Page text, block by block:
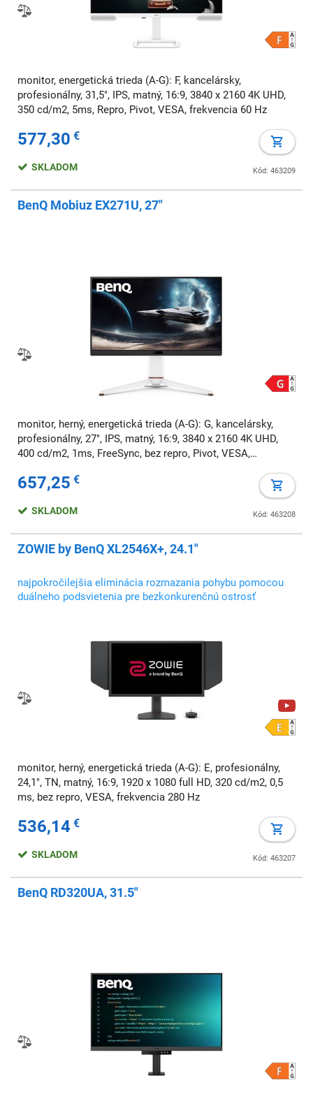
monitor, energetická trieda (A-G): F, kancelársky,
profesionálny, 31,5", IPS, matný, 16:9, 3840 x 2160 4K UHD,
350 cd/m2, 5ms, Repro, Pivot, VESA, frekvencia 60 Hz
577,30 €
Kód: 463209
SKLADOM
BenQ Mobiuz EX271U, 27"
monitor, herný, energetická trieda (A-G): G, kancelársky,
profesionálny, 27", IPS, matný, 16:9, 3840 x 2160 4K UHD,
400 cd/m2, 1ms, FreeSync, bez repro, Pivot, VESA,
657,25 €
Kód: 463208
SKLADOM
ZOWIE by BenQ XL2546X+, 24.1"
najpokročilejšia eliminácia rozmazania pohybu pomocou
duálneho podsvietenia pre bezkonkurenčnú ostrosť
monitor, herný, energetická trieda (A-G): E, profesionálny,
24,1", TN, matný, 16:9, 1920 x 1080 full HD, 320 cd/m2, 0,5
ms, bez repro, VESA, frekvencia 280 Hz
536,14 €
Kód: 463207
SKLADOM
BenQ RD320UA, 31.5"